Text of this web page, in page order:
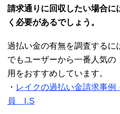
請求通りに回収したい場合に
く必要があるでしょう。
過払い金の有無を調査するに
でもユーザーから一番人気の
用をおすすめしています。
・ レイクの過払い金請求事
員 I.S